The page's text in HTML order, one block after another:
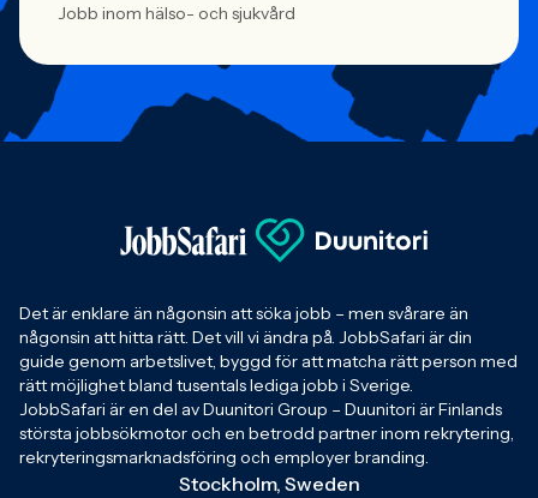
Jobb inom hälso- och sjukvård
Det är enklare än någonsin att söka jobb – men svårare än
någonsin att hitta rätt. Det vill vi ändra på. JobbSafari är din
guide genom arbetslivet, byggd för att matcha rätt person med
rätt möjlighet bland tusentals lediga jobb i Sverige.
JobbSafari är en del av Duunitori Group – Duunitori är Finlands
största jobbsökmotor och en betrodd partner inom rekrytering,
rekryteringsmarknadsföring och employer branding.
Stockholm, Sweden